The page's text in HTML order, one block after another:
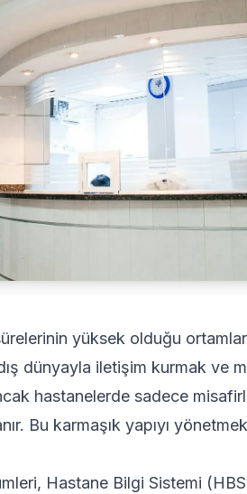
yüksek olduğu
dünyayla iletişim kurmak ve
hastanelerde sadece
Bu karmaşık yapıyı
Hastane Bilgi Sistemi